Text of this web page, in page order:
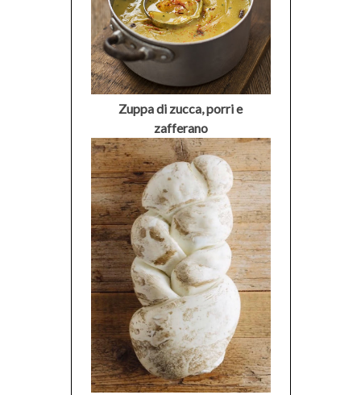
Zuppa di zucca, porri e
zafferano